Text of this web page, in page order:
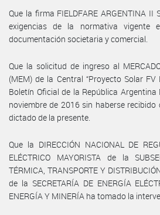
Que la firma FIELDFARE ARGENTINA II
exigencias de la normativa vigente
documentación societaria y comercial.
Que la solicitud de ingreso al MERCADO
(MEM) de la Central “Proyecto Solar
Boletín Oficial de la República
noviembre de 2016 sin haberse recibido
dictado de la presente.
Que la DIRECCIÓN NACIONAL DE
ELÉCTRICO MAYORISTA de la
TÉRMICA, TRANSPORTE Y
de la SECRETARÍA DE ENERGÍA
ENERGÍA Y MINERÍA ha tomado la